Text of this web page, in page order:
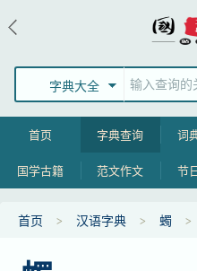
字典大全
首页 字典查询 词
国学古籍 范文作文 节
首页 汉语字典 蠋